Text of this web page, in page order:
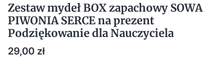
Zestaw mydeł BOX zapachowy SOWA
PIWONIA SERCE na prezent
Podziękowanie dla Nauczyciela
Cena
29,00 zł